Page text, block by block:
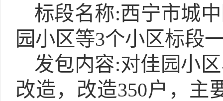
标段名称:西宁市城
园小区等3个小区标段
发包内容:对佳园小
改造，改造350户，主